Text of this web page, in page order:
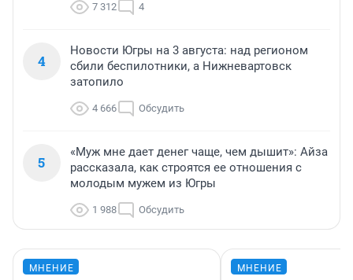
7 312 4
4
Новости Югры на 3 августа: над регионом
сбили беспилотники, а Нижневартовск
затопило
4 666 Обсудить
5
«Муж мне дает денег чаще, чем дышит»: Айза
рассказала, как строятся ее отношения с
молодым мужем из Югры
1 988 Обсудить
МНЕНИЕ МНЕНИЕ